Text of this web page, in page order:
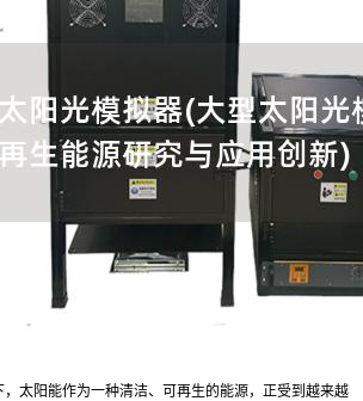
太阳能作为一种清洁、可再生的能源，正受到越来越